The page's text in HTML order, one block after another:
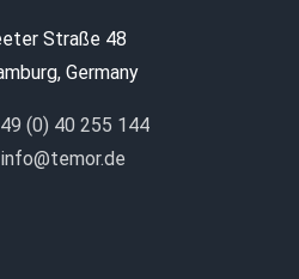
Straße 48
Germany
(0) 40 255 144
info@temor.de